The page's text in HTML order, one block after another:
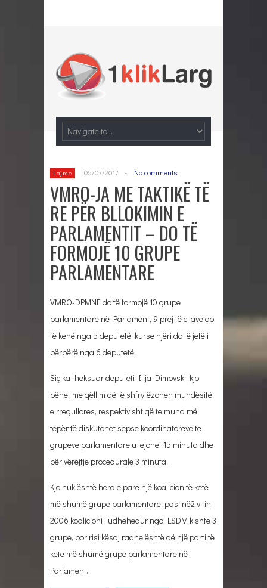
Lajme 06/07/2017 - No comments
VMRO-JA ME TAKTIKË TË
RE PËR BLLOKIMIN E
PARLAMENTIT – DO TË
FORMOJË 10 GRUPE
PARLAMENTARE
VMRO-DPMNE do të formojë 10 grupe
parlamentare në Parlament, 9 prej të cilave do
të kenë nga 5 deputetë, kurse njëri do të jetë i
përbërë nga 6 deputetë.
Siç ka theksuar deputeti Ilija Dimovski, kjo
bëhet me qëllim që të shfrytëzohen mundësitë
e rregullores, respektivisht që te mund më
tepër të diskutohet sepse koordinatorëve të
grupeve parlamentare u lejohet 15 minuta dhe
për vërejtje procedurale 3 minuta.
Kjo nuk është hera e parë një koalicion të ketë
më shumë grupe parlamentare, pasi në2 vitin
2006 koalicioni i udhëhequr nga LSDM kishte 3
grupe, por risi kësaj radhe është që një parti të
ketë më shumë grupe parlamentare në
Parlament.